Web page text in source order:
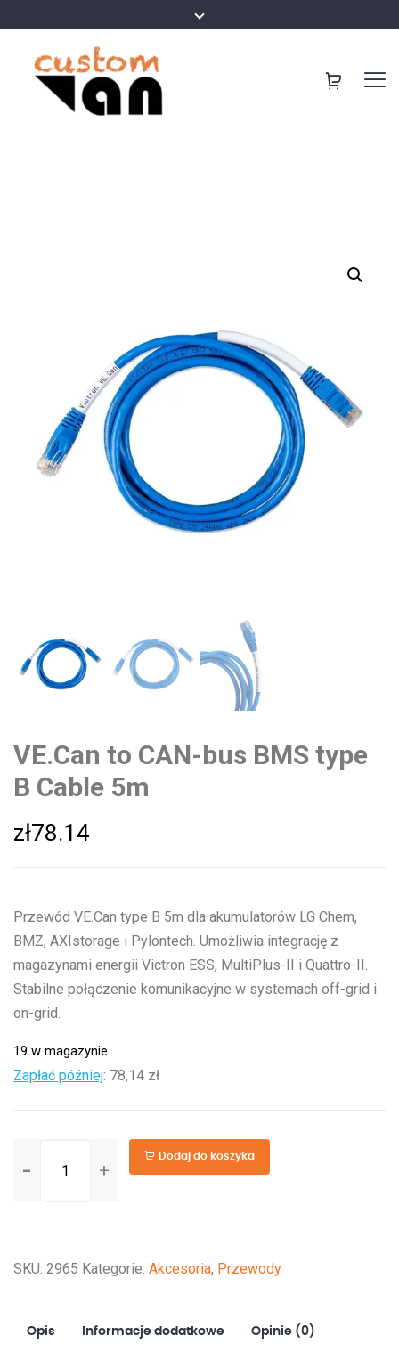
VE.Can to CAN-bus BMS type
B Cable 5m
zł78.14
Przewód VE.Can type B 5m dla akumulatorów LG Chem,
BMZ, AXIstorage i Pylontech. Umożliwia integrację z
magazynami energii Victron ESS, MultiPlus-II i Quattro-II.
Stabilne połączenie komunikacyjne w systemach off-grid i
on-grid.
19 w magazynie
Zapłać później: 78,14 zł
VE.Can
BMS
Cable
Dodaj do koszyka
SKU: 2965 Kategorie: Akcesoria, Przewody
Opis Informacje dodatkowe Opinie (0)